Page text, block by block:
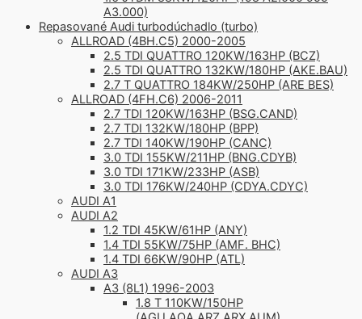
A3.000)
Repasované Audi turbodúchadlo (turbo)
ALLROAD (4BH.C5) 2000-2005
2.5 TDI QUATTRO 120KW/163HP (BCZ)
2.5 TDI QUATTRO 132KW/180HP (AKE.BAU)
2.7 T QUATTRO 184KW/250HP (ARE BES)
ALLROAD (4FH.C6) 2006-2011
2.7 TDI 120KW/163HP (BSG.CAND)
2.7 TDI 132KW/180HP (BPP)
2.7 TDI 140KW/190HP (CANC)
3.0 TDI 155KW/211HP (BNG.CDYB)
3.0 TDI 171KW/233HP (ASB)
3.0 TDI 176KW/240HP (CDYA.CDYC)
AUDI A1
AUDI A2
1.2 TDI 45KW/61HP (ANY)
1.4 TDI 55KW/75HP (AMF. BHC)
1.4 TDI 66KW/90HP (ATL)
AUDI A3
A3 (8L1) 1996-2003
1.8 T 110KW/150HP